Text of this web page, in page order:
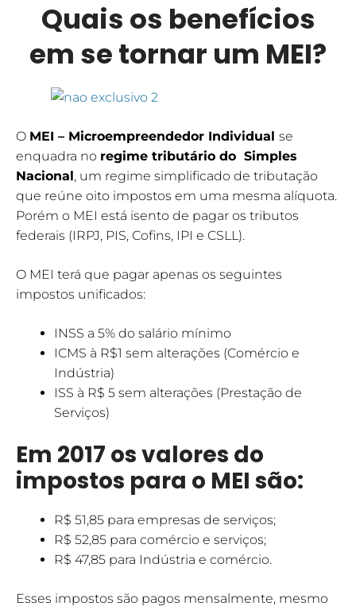
Quais os benefícios
em se tornar um MEI?
O MEI – Microempreendedor Individual se
enquadra no regime tributário do Simples
Nacional, um regime simplificado de tributação
que reúne oito impostos em uma mesma alíquota.
Porém o MEI está isento de pagar os tributos
federais (IRPJ, PIS, Cofins, IPI e CSLL).
O MEI terá que pagar apenas os seguintes
impostos unificados:
INSS a 5% do salário mínimo
ICMS à R$1 sem alterações (Comércio e
Indústria)
ISS à R$ 5 sem alterações (Prestação de
Serviços)
Em 2017 os valores do
impostos para o MEI são:
R$ 51,85 para empresas de serviços;
R$ 52,85 para comércio e serviços;
R$ 47,85 para Indústria e comércio.
Esses impostos são pagos mensalmente, mesmo